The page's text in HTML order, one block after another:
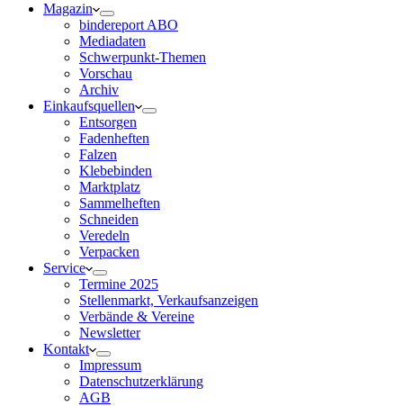
Magazin
bindereport ABO
Mediadaten
Schwerpunkt-Themen
Vorschau
Archiv
Einkaufsquellen
Entsorgen
Fadenheften
Falzen
Klebebinden
Marktplatz
Sammelheften
Schneiden
Veredeln
Verpacken
Service
Termine 2025
Stellenmarkt, Verkaufsanzeigen
Verbände & Vereine
Newsletter
Kontakt
Impressum
Datenschutzerklärung
AGB